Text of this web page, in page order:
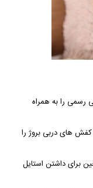
را به همراه
های دربی بروژ را
برای داشتن استایل